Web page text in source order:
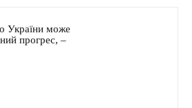
України може
прогрес, –